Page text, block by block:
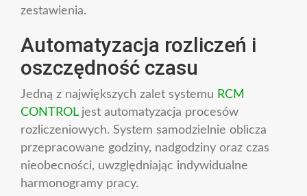
zestawienia.
Automatyzacja rozliczeń i
oszczędność czasu
Jedną z największych zalet systemu RCM
CONTROLjest automatyzacja procesów
rozliczeniowych. System samodzielnie oblicza
przepracowane godziny, nadgodziny oraz czas
nieobecności, uwzględniając indywidualne
harmonogramy pracy.